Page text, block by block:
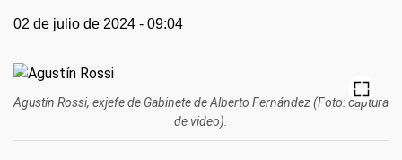
02 de julio de 2024 - 09:04
Agustín Rossi, exjefe de Gabinete de Alberto Fernández (Foto: captura
de video).